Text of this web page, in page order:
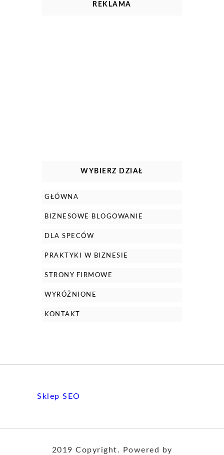
REKLAMA
WYBIERZ DZIAŁ
GŁÓWNA
BIZNESOWE BLOGOWANIE
DLA SPECÓW
PRAKTYKI W BIZNESIE
STRONY FIRMOWE
WYRÓŻNIONE
KONTAKT
Sklep SEO
2019 Copyright. Powered by